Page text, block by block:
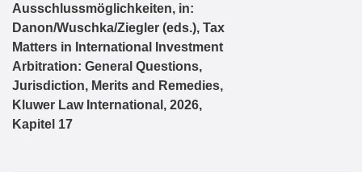
Ausschlussmöglichkeiten, in:
Danon/Wuschka/Ziegler (eds.), Tax
Matters in International Investment
Arbitration: General Questions,
Jurisdiction, Merits and Remedies,
Kluwer Law International, 2026,
Kapitel 17